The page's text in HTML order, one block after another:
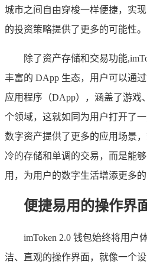
城市之间自由穿梭一样便捷，实
的投资策略提供了更多的可能性。
除了资产存储和交易功能
丰富的 DApp 生态，用户可以通
应用程序（DApp），涵盖了游戏
个领域，这就如同为用户打开了
数字资产提供了更多的应用场景
冷的存储和单调的交易，而是能
用，为用户的数字生活增添更多的
便捷易用的操作界
imToken 2.0 钱包始终将用户
洁、直观的操作界面，就像一个